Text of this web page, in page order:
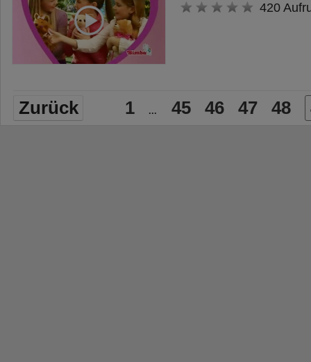
420
Zurück 1 ... 45 46 47 48